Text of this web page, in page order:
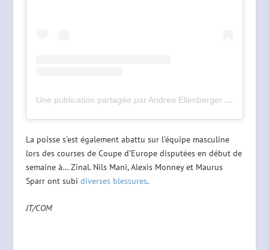
Une publication partagée par Andrea Ellenberger (@andrea.ellenberger)
La poisse s’est également abattu sur l’équipe masculine
lors des courses de Coupe d’Europe disputées en début de
semaine à… Zinal. Nils Mani, Alexis Monney et Maurus
Sparr ont subi diverses blessures.
JT/COM